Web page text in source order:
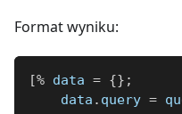
Format wyniku:
[% data = {} ;
    data
. query =